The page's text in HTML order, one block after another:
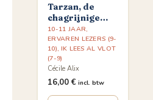
Tarzan, de
chagrijnige
pony
10-11 JAAR,
ERVAREN LEZERS (9-
10), IK LEES AL VLOT
(7-9)
Cécile Alix
16,00 € incl. btw